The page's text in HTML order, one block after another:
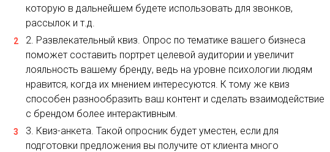
которую в дальнейшем будете использовать для звонков,
рассылок и т.д.
Развлекательный квиз. Опрос по тематике вашего бизнеса
поможет составить портрет целевой аудитории и увеличит
лояльность вашему бренду, ведь на уровне психологии людям
нравится, когда их мнением интересуются. К тому же квиз
способен разнообразить ваш контент и сделать взаимодействие
с брендом более интерактивным.
Квиз-анкета. Такой опросник будет уместен, если для
подготовки предложения вы получите от клиента много